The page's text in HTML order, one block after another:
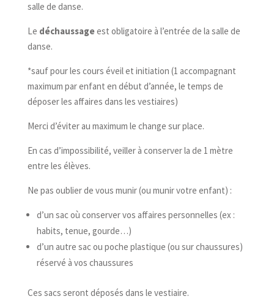
salle de danse.
Le déchaussageest obligatoire à l’entrée de la salle de
danse.
*sauf pour les cours éveil et initiation (1 accompagnant
maximum par enfant en début d’année, le temps de
déposer les affaires dans les vestiaires)
Merci d’éviter au maximum le change sur place.
En cas d’impossibilité, veiller à conserver la de 1 mètre
entre les élèves.
Ne pas oublier de vous munir (ou munir votre enfant) :
d’un sac où conserver vos affaires personnelles (ex :
habits, tenue, gourde…)
d’un autre sac ou poche plastique (ou sur chaussures)
réservé à vos chaussures
Ces sacs seront déposés dans le vestiaire.